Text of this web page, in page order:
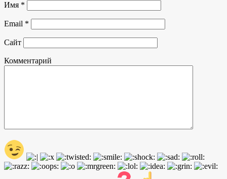
Имя *
Email *
Сайт
Комментарий